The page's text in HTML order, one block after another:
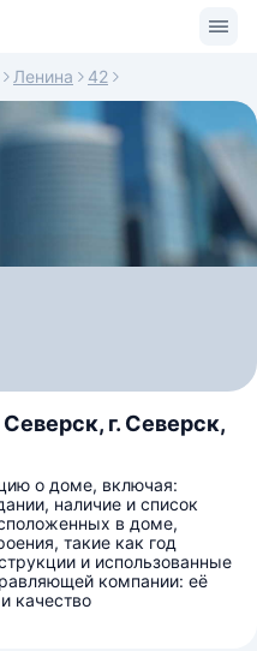
Ленина 42
г. Северск,
о доме, включая:
наличие и список
в доме,
такие как год
и использованные
компании: её
качество